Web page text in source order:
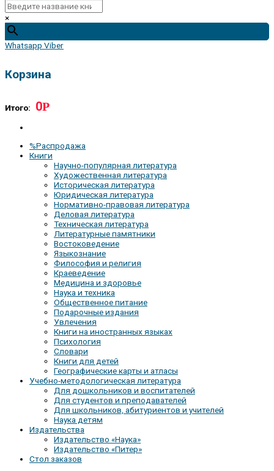
×
Whatsapp Viber
Корзина
Итого: 0Р
%Распродажа
Книги
Научно-популярная литература
Художественная литература
Историческая литература
Юридическая литература
Нормативно-правовая литература
Деловая литература
Техническая литература
Литературные памятники
Востоковедение
Языкознание
Философия и религия
Краеведение
Медицина и здоровье
Наука и техника
Общественное питание
Подарочные издания
Увлечения
Книги на иностранных языках
Психология
Словари
Книги для детей
Географические карты и атласы
Учебно-методологическая литература
Для дошкольников и воспитателей
Для студентов и преподавателей
Для школьников, абитуриентов и учителей
Наука детям
Издательства
Издательство «Наука»
Издательство «Питер»
Стол заказов